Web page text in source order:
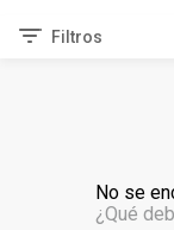
Filtros
No se
¿Qué
5.anti acne